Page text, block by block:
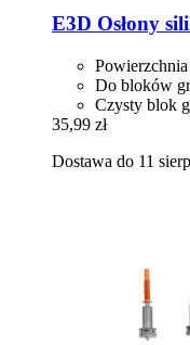
E3D Osłony
Do bloków
Czysty blok
35,99 zł
Dostawa do 11